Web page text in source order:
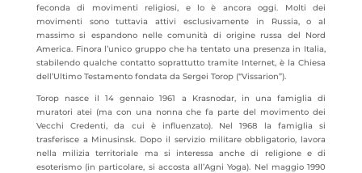
feconda di movimenti religiosi, e lo è ancora oggi. Molti dei
movimenti sono tuttavia attivi esclusivamente in Russia, o al
massimo si espandono nelle comunità di origine russa del Nord
America. Finora l’unico gruppo che ha tentato una presenza in Italia,
stabilendo qualche contatto soprattutto tramite Internet, è la Chiesa
dell’Ultimo Testamento fondata da Sergei Torop (“Vissarion”).
Torop nasce il 14 gennaio 1961 a Krasnodar, in una famiglia di
muratori atei (ma con una nonna che fa parte del movimento dei
Vecchi Credenti, da cui è influenzato). Nel 1968 la famiglia si
trasferisce a Minusinsk. Dopo il servizio militare obbligatorio, lavora
nella milizia territoriale ma si interessa anche di religione e di
esoterismo (in particolare, si accosta all’Agni Yoga). Nel maggio 1990